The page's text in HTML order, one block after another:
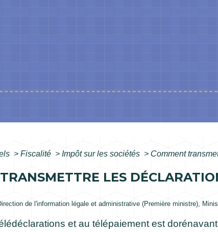
> Fiscalité > Impôt sur les sociétés > Comment
LES
de l'information légale et administrative (Première ministre),
et au télépaiement est dorénavant